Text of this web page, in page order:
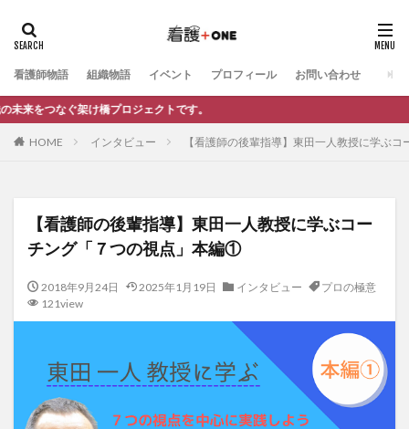
看護師物語 組織物語 イベント プロフィール お問い合わせ
プロジェクトです。
HOME インタビュー 【看護師の後輩指導】東田一人教授に学ぶ
【看護師の後輩指導】東田一人教授に学ぶコー
チング「７つの視点」本編①
2018年9月24日 2025年1月19日 インタビュー
プロの極意
121view
カテゴリー
タグ
リーダーシップ
キャリア相談
インタビュー動画（看護＋ONE）
イベント
マンガ小冊子制作
My story
プロの極意
ママ看護師ゆうの部屋（看護師）
ママ看護師ゆうの部屋（他業種）
教えて○○先生！
ブログ